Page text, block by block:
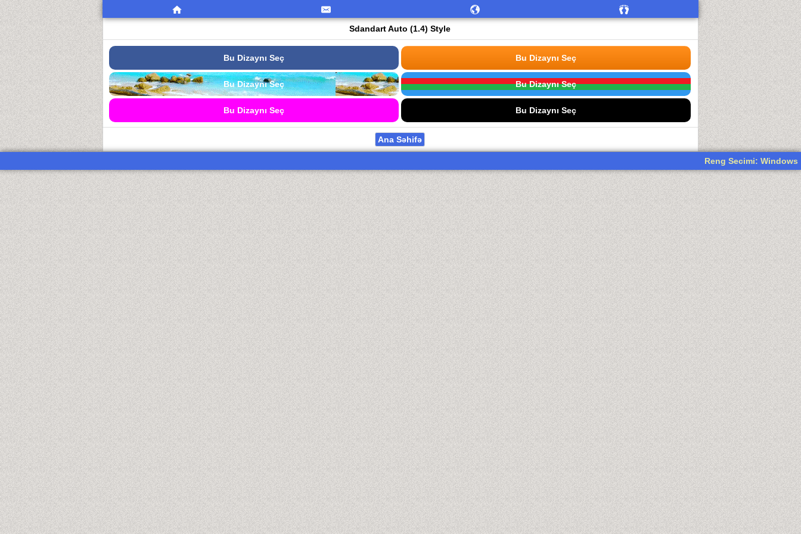
Sdandart Auto (1.4) Style
Bu Dizaynı Seç Bu Dizaynı Seç
Bu Dizaynı Seç Bu Dizaynı Seç
Bu Dizaynı Seç Bu Dizaynı Seç
Ana Səhifə
Reng Secimi: Windows